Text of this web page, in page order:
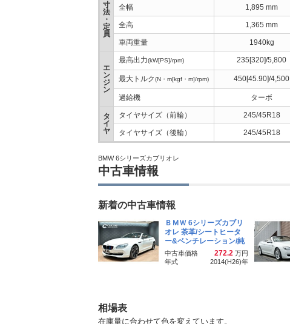
寸
法
・
定
員
全幅 1,895 mm
全高 1,365 mm
車両重量 1940kg
エ
ン
ジ
ン
最高出力(kW[PS]/rpm) 235[320]/5,800
最大トルク(N・m[kgf・m]/rpm) 450[45.90]/4,500
過給機 ターボ
タ
イ
ヤ
タイヤサイズ（前輪） 245/45R18
タイヤサイズ（後輪） 245/45R18
BMW 6シリーズカブリオレ
中古車情報
新着の中古車情報
ＢＭＷ 6シリーズカブリ
オレ 茶革/シートヒータ
ー&ベンチレーション/純
中古車価格 272.2 万円
年式
2014(H26)年
相場表
在庫量に合わせて色を変えています。